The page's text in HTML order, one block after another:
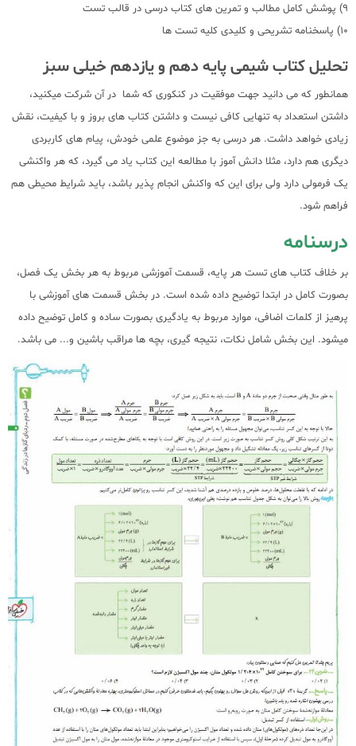
9) پوشش کامل مطالب و تمرین های کتاب درسی در قالب تست
10) پاسخنامه تشریحی و کلیدی کلیه تست ها
تحلیل کتاب شیمی پایه دهم و یازدهم خیلی سبز
همانطور که می دانید جهت موفقیت در کنکوری که شما در آن شرکت میکنید،
داشتن استعداد به تنهایی کافی نیست و داشتن کتاب های بروز و با کیفیت، نقش
زیادی خواهد داشت. هر درسی به جز موضوع علمی خودش، پیام های کاربردی
دیگری هم دارد، مثلا دانش آموز با مطالعه این کتاب یاد می گیرد، که هر واکنشی
یک فرمولی دارد ولی برای این که واکنش انجام پذیر باشد، باید شرایط محیطی هم
فراهم شود.
درسنامه
بر خلاف کتاب های تست هر پایه، قسمت آموزشی مربوط به هر بخش یک فصل،
بصورت کامل در ابتدا توضیح داده شده است. در بخش قسمت های آموزشی با
پرهیز از کلمات اضافی، موارد مربوط به یادگیری بصورت ساده و کامل توضیح داده
میشود. این بخش شامل نکات، نتیجه گیری، بچه ها مراقب باشین و... می باشد.